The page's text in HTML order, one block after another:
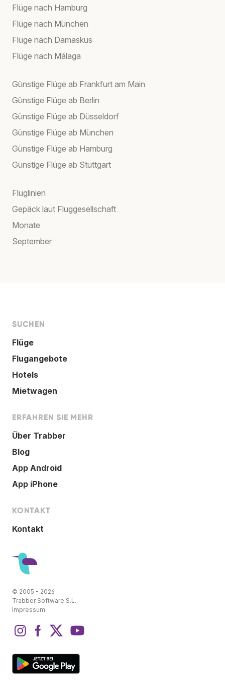
Flüge nach Hamburg
Flüge nach München
Flüge nach Damaskus
Flüge nach Málaga
Günstige Flüge ab Frankfurt am Main
Günstige Flüge ab Berlin
Günstige Flüge ab Düsseldorf
Günstige Flüge ab München
Günstige Flüge ab Hamburg
Günstige Flüge ab Stuttgart
Fluglinien
Gepäck laut Fluggesellschaft
Monate
September
SUCHEN
Flüge
Flugangebote
Hotels
Mietwagen
ERFAHREN SIE MEHR
Über Trabber
Blog
App Android
App iPhone
KONTAKT
Kontakt
© 2005 - 2026
Trabber Software S.L.
Impressum